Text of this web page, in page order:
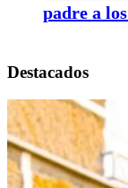
padre a
Destacados